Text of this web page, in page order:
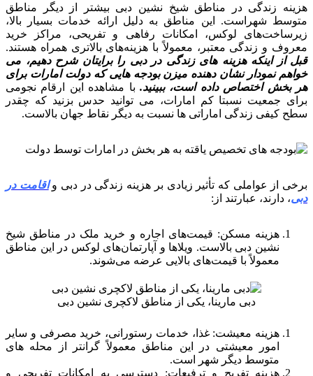
هزینه زندگی در مناطق شیخ نشین دبی بیشتر از دیگر مناطق
متوسط ​​شهراست. این مناطق به دلیل ارائه خدمات بسیار بالا،
زیرساخت‌های لوکس، امکانات رفاهی و تفریحی، مراکز خرید
معروف و زندگی معتبر، معمولاً با هزینه‌های بالاتری همراه هستند.
قبل از اینکه هزینه های زندگی در دبی را برایتان شرح دهیم، می
خواهم نمودار نشان دهنده میزن بودجه هایی که دولت امارات برای
هر بخش اختصاص داده است، ببینید. با مشاهده این ارقام نجومی
برای جمعیت نسبتا کم امارات، می توانید حدس بزنید که چقدر
سطح کیفی زندگی اماراتی ها نسبت به دیگر نقاط جهان بالاست.
برخی از عواملی که تأثیر زیادی بر هزینه زندگی در دبی واقامت در
دبی، دارند، عبارتند از:
هزینه مسکن: قیمت‌های اجاره و خرید ملک در مناطق شیخ
نشین دبی بالاست. ویلاها و آپارتمان‌های لوکس در این مناطق
معمولاً با قیمت‌های بالایی عرضه می‌شوند.
دبی مارینا، یکی از مناطق لاکچری نشین دبی
هزینه معیشت: غذا، خدمات رستورانی، خرید مصرفی و سایر
امور معیشتی در این مناطق معمولاً گرانتر از محله های
متوسط ​​دیگر شهر است.
هزینه تفریح و ترفیعات: دسترسی به امکانات تفریحی و